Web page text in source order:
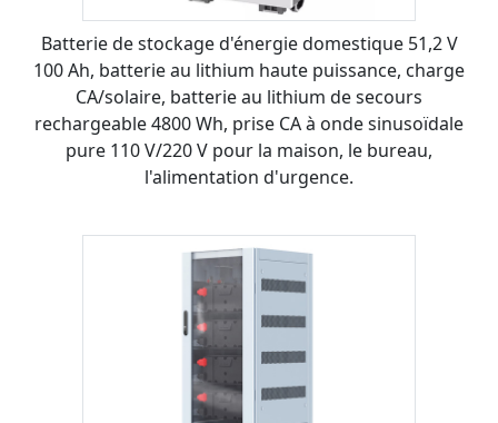
Batterie de stockage d'énergie domestique 51,2 V
100 Ah, batterie au lithium haute puissance, charge
CA/solaire, batterie au lithium de secours
rechargeable 4800 Wh, prise CA à onde sinusoïdale
pure 110 V/220 V pour la maison, le bureau,
l'alimentation d'urgence.